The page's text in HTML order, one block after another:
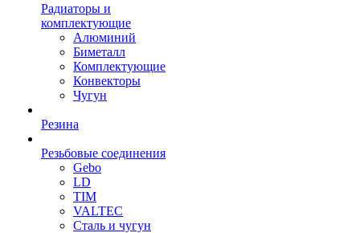
Радиаторы и
комплектующие
Алюминий
Биметалл
Комплектующие
Конвекторы
Чугун
Резина
Резьбовые соединения
Gebo
LD
TIM
VALTEC
Сталь и чугун